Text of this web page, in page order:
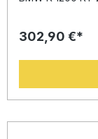
Erfahrung aus
hervorragendes
von einer
durch den
entsprechen
302,90 €*